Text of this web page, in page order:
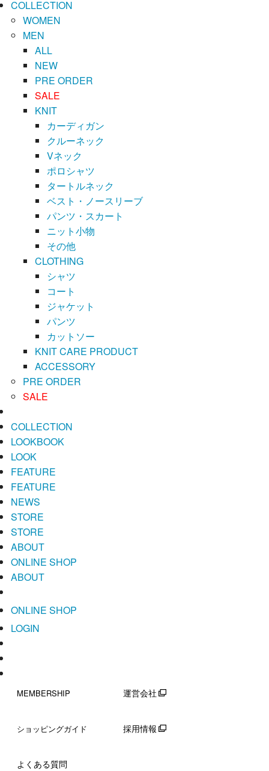
COLLECTION
WOMEN
MEN
ALL
NEW
PRE ORDER
SALE
KNIT
カーディガン
クルーネック
Vネック
ポロシャツ
タートルネック
ベスト・ノースリーブ
パンツ・スカート
ニット小物
その他
CLOTHING
シャツ
コート
ジャケット
パンツ
カットソー
KNIT CARE PRODUCT
ACCESSORY
PRE ORDER
SALE
COLLECTION
LOOKBOOK
LOOK
FEATURE
FEATURE
NEWS
STORE
STORE
ABOUT
ONLINE SHOP
ABOUT
ONLINE SHOP
LOGIN
MEMBERSHIP
ショッピングガイド
よくある質問
運営会社
採用情報